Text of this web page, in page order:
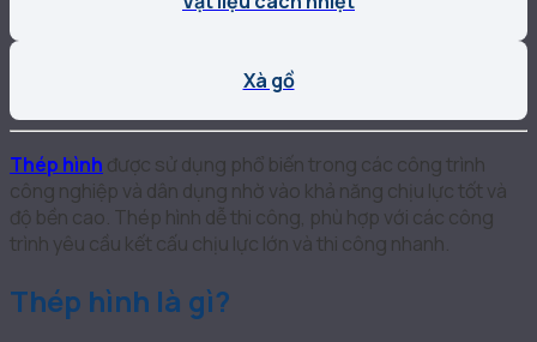
Xà gồ
Thép hình được sử dụng phổ biến trong các công trình
công nghiệp và dân dụng nhờ vào khả năng chịu lực tốt và
độ bền cao. Thép hình dễ thi công, phù hợp với các công
trình yêu cầu kết cấu chịu lực lớn và thi công nhanh.
Thép hình là gì?